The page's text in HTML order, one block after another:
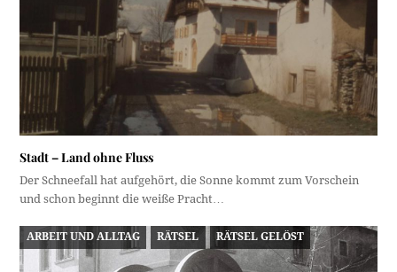
Stadt – Land ohne Fluss
Der Schneefall hat aufgehört, die Sonne kommt zum Vorschein
und schon beginnt die weiße Pracht…
ARBEIT UND ALLTAG RÄTSEL RÄTSEL GELÖST